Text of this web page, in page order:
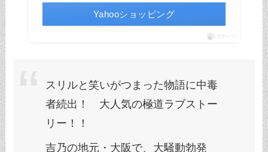
Yahooショッピング
ポチップ
スリルと笑いがつまった物語に中毒
者続出！ 大人気の極道ラブストー
リー！！
吉乃の地元・大阪で、大騒動勃発